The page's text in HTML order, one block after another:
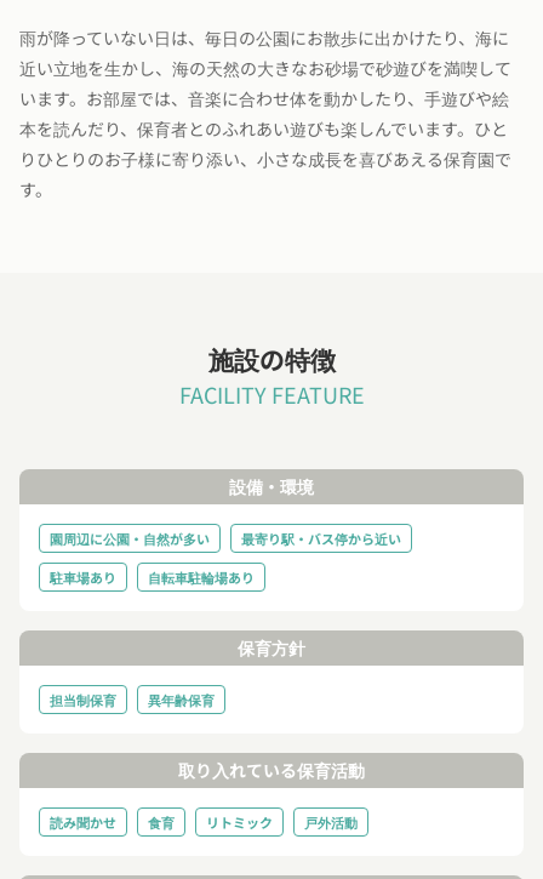
雨が降っていない日は、毎日の公園にお散歩に出かけたり、海に
近い立地を生かし、海の天然の大きなお砂場で砂遊びを満喫して
います。お部屋では、音楽に合わせ体を動かしたり、手遊びや絵
本を読んだり、保育者とのふれあい遊びも楽しんでいます。ひと
りひとりのお子様に寄り添い、小さな成長を喜びあえる保育園で
す。
施設の特徴
FACILITY FEATURE
設備・環境
園周辺に公園・自然が多い
最寄り駅・バス停から近い
駐車場あり
自転車駐輪場あり
保育方針
担当制保育 異年齢保育
取り入れている保育活動
読み聞かせ 食育 リトミック 戸外活動